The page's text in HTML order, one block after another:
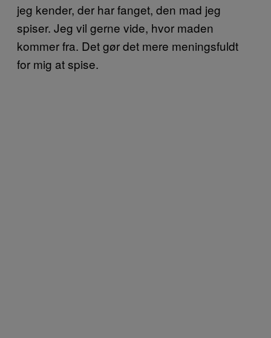
jeg kender, der har fanget, den mad jeg
spiser. Jeg vil gerne vide, hvor maden
kommer fra. Det gør det mere meningsfuldt
for mig at spise.